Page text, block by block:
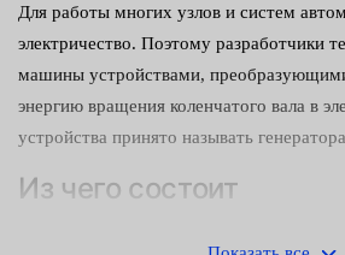
Для работы многих узлов и систем
электричество. Поэтому разработчики
машины устройствами,
энергию вращения коленчатого вала в
устройства принято называть
Из чего состоит